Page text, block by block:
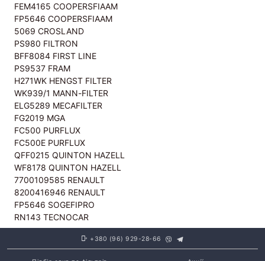
FEM4165 COOPERSFIAAM
FP5646 COOPERSFIAAM
5069 CROSLAND
PS980 FILTRON
BFF8084 FIRST LINE
PS9537 FRAM
H271WK HENGST FILTER
WK939/1 MANN-FILTER
ELG5289 MECAFILTER
FG2019 MGA
FC500 PURFLUX
FC500E PURFLUX
QFF0215 QUINTON HAZELL
WF8178 QUINTON HAZELL
7700109585 RENAULT
8200416946 RENAULT
FP5646 SOGEFIPRO
RN143 TECNOCAR
+380 (96) 929-28-66